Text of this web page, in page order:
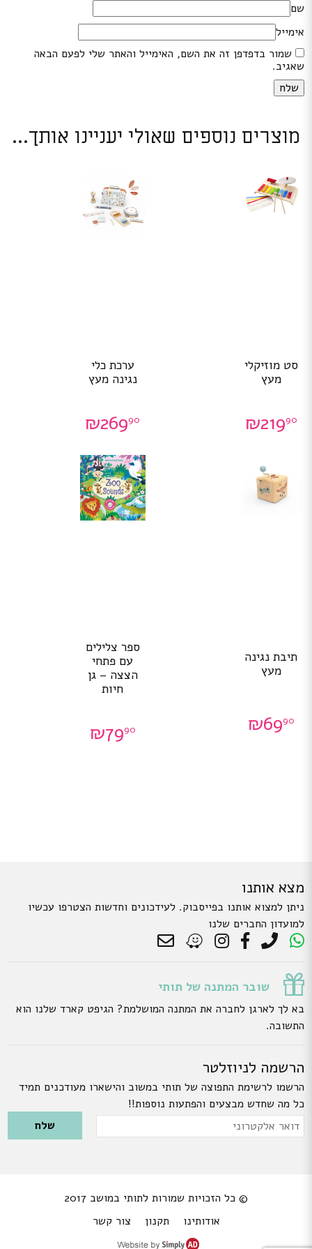
שם
אימייל
שמור בדפדפן זה את השם, האימייל והאתר שלי לפעם הבאה
שאגיב.
מוצרים נוספים שאולי יעניינו אותך...
סט מוזיקלי
מעץ
₪21990
ערכת כלי
נגינה מעץ
₪26990
תיבת נגינה
מעץ
₪6990
ספר צלילים
עם פתחי
הצצה – גן
חיות
₪7990
מצא אותנו
ניתן למצוא אותנו בפייסבוק. לעידכונים וחדשות הצטרפו עכשיו
למועדון החברים שלנו
שובר המתנה של תותי
בא לך לארגן לחברה את המתנה המושלמת? הגיפט קארד שלנו הוא
התשובה.
הרשמה לניוזלטר
הרשמו לרשימת התפוצה של תותי במשוב והישארו מעודכנים תמיד
כל מה שחדש מבצעים והפתעות נוספות!!
Please leave this field empty.
דואר
© כל הזכויות שמורות לתותי במושב 2017
אודותינו
תקנון צור קשר